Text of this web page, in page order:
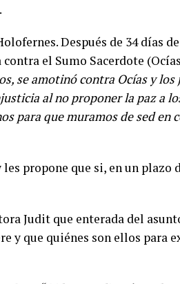
Después de 34 días
el Sumo Sacerdote
se amotinó contra Ocías y los
al no proponer la paz a
para que muramos de sed en
propone que si, en un plazo
Judit que enterada del
y que quiénes son ellos para